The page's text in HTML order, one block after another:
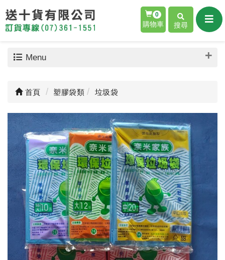
0
購物車 搜尋
Menu
首頁 塑膠袋類 垃圾袋